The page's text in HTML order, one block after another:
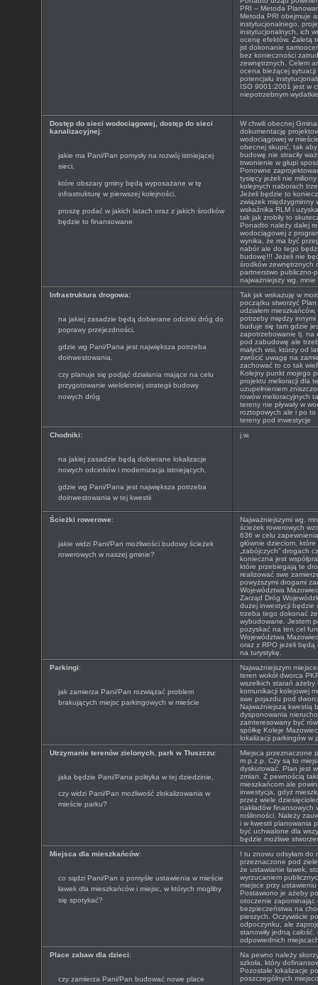
PRI – Metoda
Metoda PRI obejmuje
instytucjonalnego,
instytucjonalnych, ich
ocenę efektów. Zaletą
jst dokonanie
bez konieczności
zewnętrznych. Celem
ocena bieżącej
potencjału
ISO 9001:2001 jest w
niepotrzebnym
Dostęp do sieci wodociągowej, dostęp do sieci
kanalizacyjnej:
jakie ma Pani/Pan pomysły na rozwój istniejącej
sieci,
które obszary gminy będą wyposażane w tę
infrastrukturę w pierwszej kolejności,
proszę podać w jakich latach oraz z jakich środków
będzie to finansowane
W chwili obecnej
dokumentację
wodociągowej w
obecnej skupić, tak
budowę nie straciły
trwonienie w głupi
Ponowne
tysięcy jeżeli nie
kolejnych naborach
Jeżeli będzie to
związek międzygminny
wskaźnika RLM i
tak jak zrobiły to
Ponadto należy dalej
wodociągowej z
wynika, że ma być
nabór ale do tego
budowę!!! Jeżeli nie
środków zewnętrznych
partnerstwo publiczno-
najważniejszy wg. mnie
Infrastruktura drogowa:
na jakiej zasadzie będą dobierane odcinki dróg do
poprawy przejezdności,
gdzie wg Pani/Pana jest największa potrzeba
doinwestowania,
czy planuje się podjąć działania mające na celu
przygotowanie wieloletniej strategii budowy
nowych dróg
Tak jak wskazuję w
początku stworzyć
udziałem
potrzeby między
buduje się tam gdzie
zapotrzebowanie tj. na
pod zabudowę ale
małych wsi, którzy od
zwrócić uwagę na
zachować to co tak
Kolejny punkt mojego
projektu melioracji dla
uzupełnieniem
rowów melioracyjnych
tereny nie pływały w
roztopowych ale i po
tereny pod inwestycje
Chodniki:
na jakiej zasadzie będą dobierane lokalizacje
nowych odcinków i modernizacja istniejących,
gdzie wg Pani/Pana jest największa potrzeba
doinwestowania w tej kwestii
j.w.
Ścieżki rowerowe:
jakie widzi Pani/Pan możliwości budowy ścieżek
rowerowych w naszej gminie?
Najważniejszymi wg.
ścieżek rowerowych
636 w celu
głównie dzieciom,
„zabójczych” drogach
konieczna jest
które przebiegają te
realizować swe
powyższymi drogami
Województwa
Zarząd Dróg
dużej inwestycji będzie
trzeba tego dokonać
wybudowane. Jestem
pozyskać na ten cel
Województwa
oraz z RPO jeżeli będą
na turystykę.
Parkingi:
jak zamierza Pani/Pan rozwiązać problem
brakujących miejsc parkingowych w mieście
Najważniejszym
teren wokół dworca
wszelkich starań ażeby
komunikacji kolejowej
swe pojazdu pod
Najważniejszą kwestią
dysponowania
zainteresowany być
spółkę Koleje
lokalizacji parkingów w
Utrzymanie terenów zielonych, park w Tłuszczu:
jaka będzie Pani/Pana polityka w tej dziedzinie,
czy widzi Pani/Pan możliwość zlokalizowania w
mieście parku?
Miejsca przeznaczone
m.p.z.p. Czy są to
dyskutować. Plan jest
zmian. Z pewnością
mieszkańcom ale
inwestycja, gdyż
przez wiele
nakładów finansowych
roślinności. Należy
i w kwestii planowania
być uchwalone dla
będzie możliwe
Miejsca dla mieszkańców:
co sądzi Pani/Pan o pomyśle ustawienia w mieście
ławek dla mieszkańców i miejsc, w których mogliby
się spotykać?
I tu znowu odsyłam do
przeznaczone pod
że ustawianie ławek,
wyrzucaniem
miejsce przy
Postawiono je ażeby
otoczenie zapominając
bezpieczeństwa na
pieszych. Oczywiście
odpoczynku, ale
stanowiły jedną
odpowiednich
Place zabaw dla dzieci:
czy zamierza Pani/Pan budować nowe place
Na pewno należy
szkoła, który
Pozostałe lokalizacje
poszczególnych